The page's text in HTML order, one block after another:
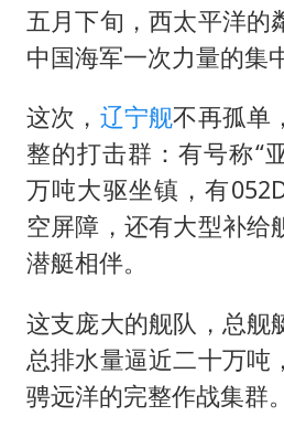
五月下旬，西太平洋的
中国海军一次力量的集
这次， 辽宁舰不再孤单
整的打击群：有号称“
万吨大驱坐镇，有
空屏障，还有大型补给
潜艇相伴。
这支庞大的舰队，总舰
总排水量逼近二十万吨
骋远洋的完整作战集群。